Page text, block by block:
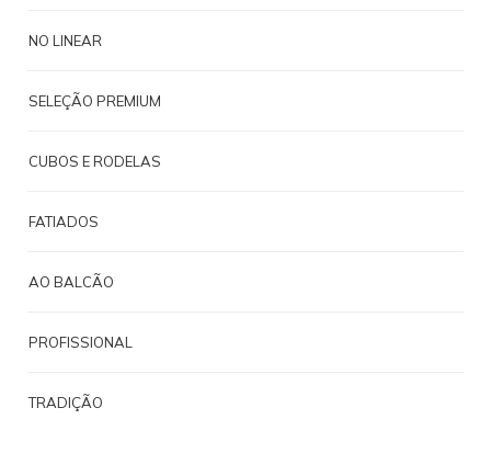
NO LINEAR
SELEÇÃO PREMIUM
CUBOS E RODELAS
FATIADOS
AO BALCÃO
PROFISSIONAL
TRADIÇÃO